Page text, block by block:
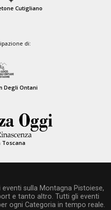
Cutigliano
di:
Degli Ontani
Toscana
sulla Montagna Pistoiese,
e tanto altro. Tutti gli eventi
ogni Categoria in tempo reale.